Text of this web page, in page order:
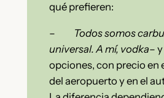
qué prefieren:
–
Todos somos
universal. A mí, vodka–
opciones, con precio en
del aeropuerto y en el